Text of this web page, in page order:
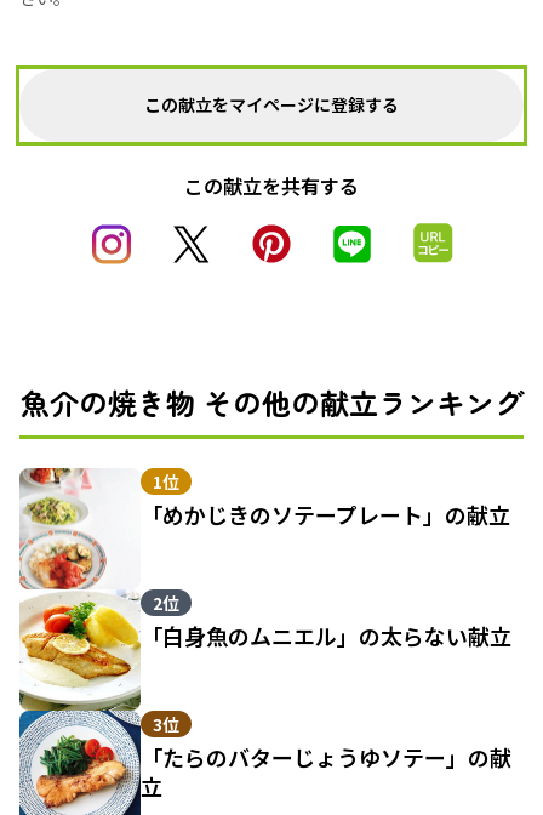
この献立をマイページに登録する
この献立を共有する
魚介の焼き物 その他の献立ランキング
1位
「めかじきのソテープレート」の献立
2位
「白身魚のムニエル」の太らない献立
3位
「たらのバターじょうゆソテー」の献
立